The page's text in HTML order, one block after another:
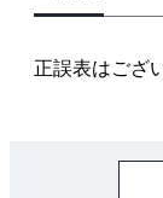
正誤表はござ